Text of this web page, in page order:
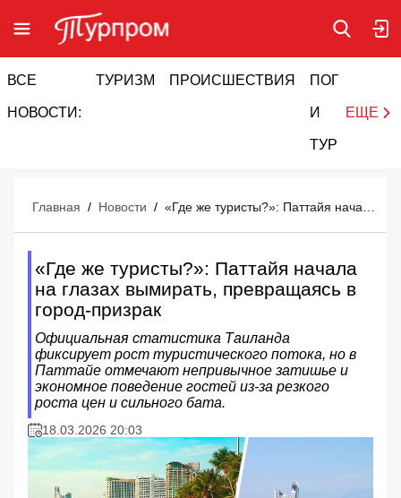
ВСЕ
НОВОСТИ:
ТУРИЗМ ПРОИСШЕСТВИЯ ПОГОДА
И
ТУРИЗМ
ЕЩЕ
Главная / Новости /
«Где же туристы?»: Паттайя начала
на глазах вымирать, превращаясь в
город-призрак
Официальная статистика Таиланда
фиксирует рост туристического потока, но в
Паттайе отмечают непривычное затишье и
экономное поведение гостей из-за резкого
роста цен и сильного бата.
18.03.2026 20:03